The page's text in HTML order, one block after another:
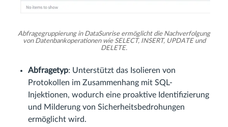
Abfragegruppierung in DataSunrise ermöglicht die Nachverfolgung
von Datenbankoperationen wie SELECT, INSERT, UPDATE und
DELETE.
Abfragetyp: Unterstützt das Isolieren von
Protokollen im Zusammenhang mit SQL-
Injektionen, wodurch eine proaktive Identifizierung
und Milderung von Sicherheitsbedrohungen
ermöglicht wird.